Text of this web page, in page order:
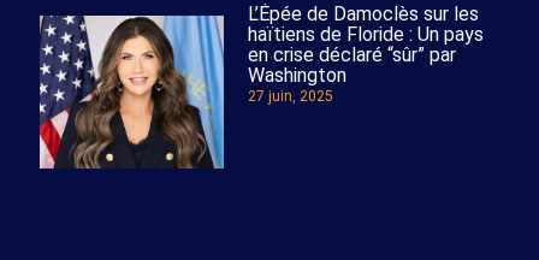
L’Épée de Damoclès sur les
haïtiens de Floride : Un pays
en crise déclaré “sûr” par
Washington
27 juin, 2025